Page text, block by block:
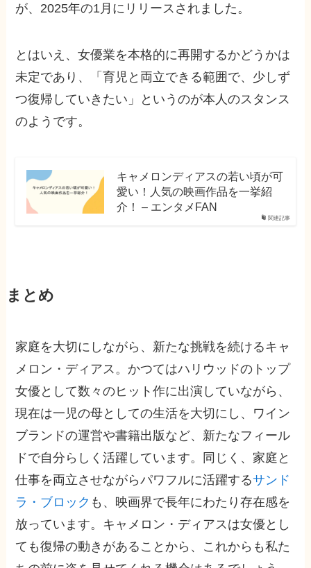
が、2025年の1月にリリースされました。
とはいえ、女優業を本格的に再開するかどうかは
未定であり、「育児と両立できる範囲で、少しず
つ復帰していきたい」というのが本人のスタンス
のようです。
関連記事
キャメロンディアスの若い頃が可
愛い！人気の映画作品を一挙紹
介！ – エンタメFAN
まとめ
家庭を大切にしながら、新たな挑戦を続けるキャ
メロン・ディアス。かつてはハリウッドのトップ
女優として数々のヒット作に出演していながら、
現在は一児の母としての生活を大切にし、ワイン
ブランドの運営や書籍出版など、新たなフィール
ドで自分らしく活躍しています。同じく、家庭と
仕事を両立させながらパワフルに活躍するサンド
ラ・ブロック も、映画界で長年にわたり存在感を
放っています。キャメロン・ディアスは女優とし
ても復帰の動きがあることから、これからも私た